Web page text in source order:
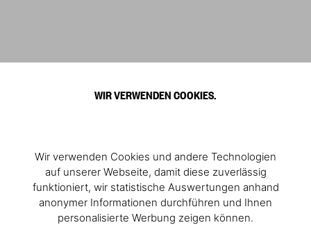
WIR VERWENDEN COOKIES.
Wir verwenden Cookies und andere Technologien
auf unserer Webseite, damit diese zuverlässig
funktioniert, wir statistische Auswertungen anhand
anonymer Informationen durchführen und Ihnen
personalisierte Werbung zeigen können.